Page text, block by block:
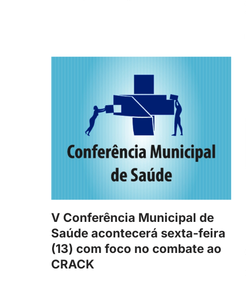
V Conferência Municipal de
Saúde acontecerá sexta-feira
(13) com foco no combate ao
CRACK